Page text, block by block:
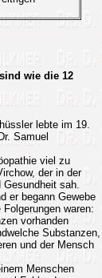
wie die 12
lebte im 19.
Samuel
viel zu
der in der
sah.
er begann Gewebe
waren:
vorhanden
Substanzen,
und der Mensch
Menschen